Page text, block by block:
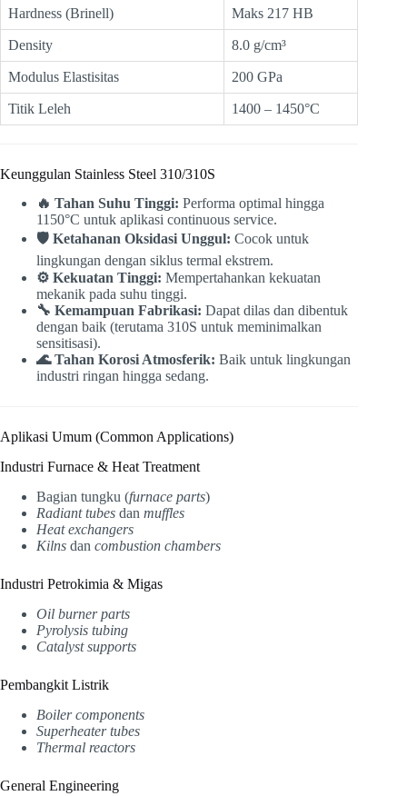
Hardness (Brinell) Maks 217 HB
Density 8.0 g/cm³
Modulus Elastisitas 200 GPa
Titik Leleh 1400 – 1450°C
Keunggulan Stainless Steel 310/310S
🔥 Tahan Suhu Tinggi: Performa optimal hingga
1150°C untuk aplikasi continuous service.
🛡️ Ketahanan Oksidasi Unggul: Cocok untuk
lingkungan dengan siklus termal ekstrem.
⚙️ Kekuatan Tinggi: Mempertahankan kekuatan
mekanik pada suhu tinggi.
🔧 Kemampuan Fabrikasi: Dapat dilas dan dibentuk
dengan baik (terutama 310S untuk meminimalkan
sensitisasi).
🌊 Tahan Korosi Atmosferik: Baik untuk lingkungan
industri ringan hingga sedang.
Aplikasi Umum (Common Applications)
Industri Furnace & Heat Treatment
Bagian tungku (furnace parts)
Radiant tubes dan muffles
Heat exchangers
Kilns dan combustion chambers
Industri Petrokimia & Migas
Oil burner parts
Pyrolysis tubing
Catalyst supports
Pembangkit Listrik
Boiler components
Superheater tubes
Thermal reactors
General Engineering